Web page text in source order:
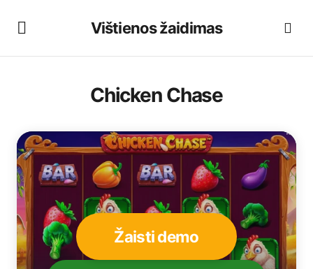
Vištienos žaidimas
Chicken Chase
Žaisti demo